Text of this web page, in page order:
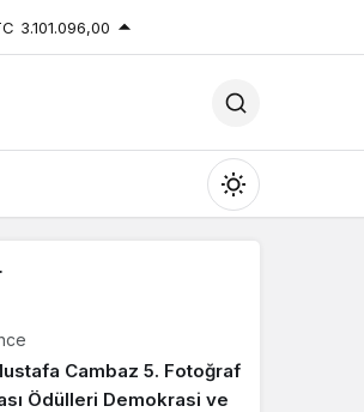
3.101.096,00
Mod
değiştir
Modu
modunu seçin.
Cambaz 5. Fotoğraf
Ödülleri Demokrasi ve